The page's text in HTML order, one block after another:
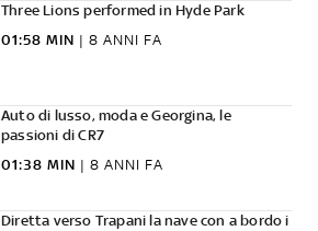
Three Lions performed in Hyde Park
01:58 MIN | 8 ANNI FA
Auto di lusso, moda e Georgina, le
passioni di CR7
01:38 MIN | 8 ANNI FA
Diretta verso Trapani la nave con a bordo i